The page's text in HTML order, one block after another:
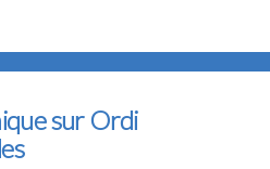
sur Ordi